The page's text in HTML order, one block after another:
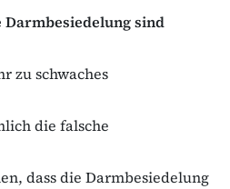
sind
zu schwaches
die falsche
dass die Darmbesiedelung